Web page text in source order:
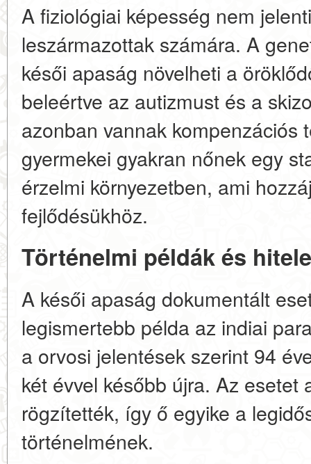
A fiziológiai képesség nem
leszármazottak számára. A
késői apaság növelheti a
beleértve az autizmust és a
azonban vannak
gyermekei gyakran nőnek egy
érzelmi környezetben, ami
fejlődésükhöz.
Történelmi példák és
A késői apaság dokumentált
legismertebb példa az indiai
a orvosi jelentések szerint 94
két évvel később újra. Az esetet
rögzítették, így ő egyike a
történelmének.